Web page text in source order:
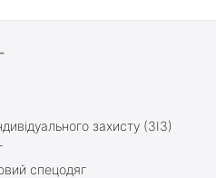
захисту (ЗІЗ)
спецодяг